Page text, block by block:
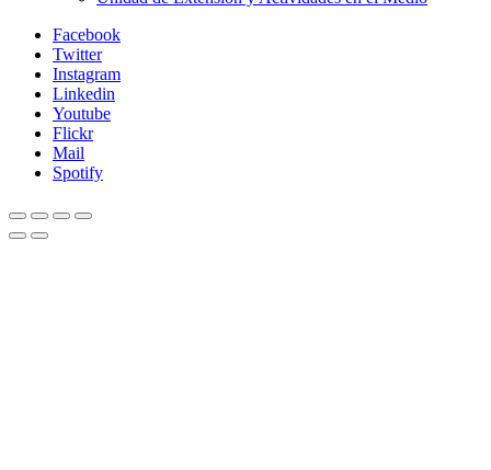
Facebook
Twitter
Instagram
Linkedin
Youtube
Flickr
Mail
Spotify